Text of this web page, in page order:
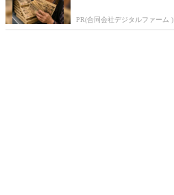
PR(合同会社デジタルファーム )